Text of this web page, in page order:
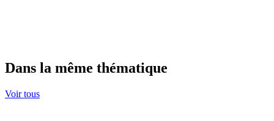
Dans la même thématique
Voir tous